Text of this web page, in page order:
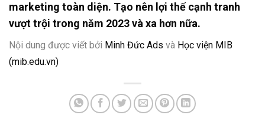
marketing toàn diện. Tạo nên lợi thế cạnh tranh
vượt trội trong năm 2023 và xa hơn nữa.
Nội dung được viết bởi Minh Đức Ads và Học viện MIB
(mib.edu.vn)